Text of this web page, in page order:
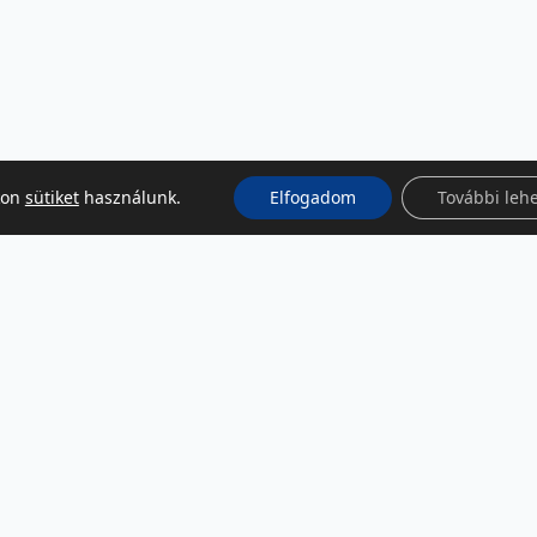
sütikethasználunk. Elfogadom További